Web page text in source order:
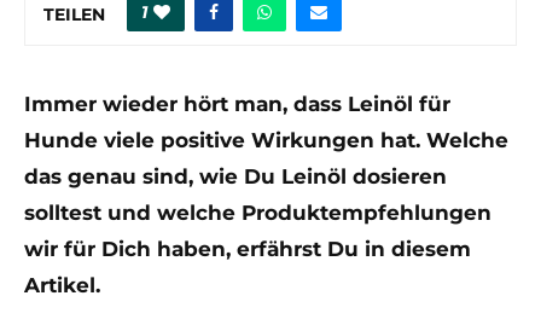
TEILEN 1
Immer wieder hört man, dass Leinöl für
Hunde viele positive Wirkungen hat. Welche
das genau sind, wie Du Leinöl dosieren
solltest und welche Produktempfehlungen
wir für Dich haben, erfährst Du in diesem
Artikel.